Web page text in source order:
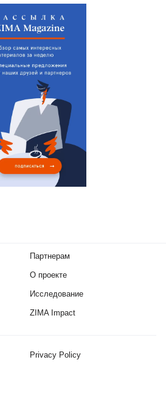
Партнерам
О проекте
Исследование
ZIMA Impact
Privacy Policy